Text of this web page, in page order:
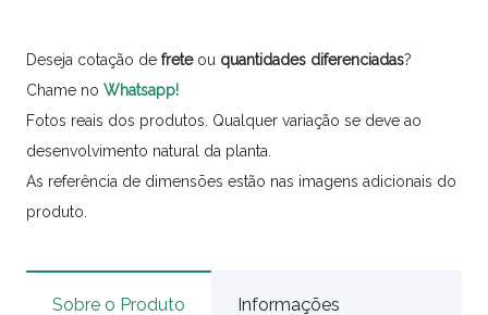
Deseja cotação de freteou quantidades diferenciadas?
Chame no Whatsapp!
Fotos reais dos produtos. Qualquer variação se deve ao
desenvolvimento natural da planta.
As referência de dimensões estão nas imagens adicionais do
produto.
Sobre o Produto Informações